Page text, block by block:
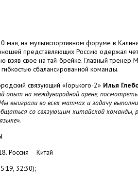
мая, на мультиспортивном форуме в
представляющих Россию одержал
взяв свое на тай-брейке. Главный тренер
гибкостью сбалансированной команды.
связующий «Горького-2» Илья
опыт на международной арене, посмотреть
выиграли во всех матчах и задачу
со связующим китайской команды,
Россия – Китай
32:30);